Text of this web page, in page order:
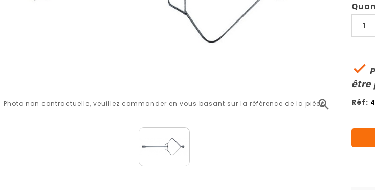

Photo non contractuelle, veuillez commander en vous basant sur la référence de la pièce

être
Réf: